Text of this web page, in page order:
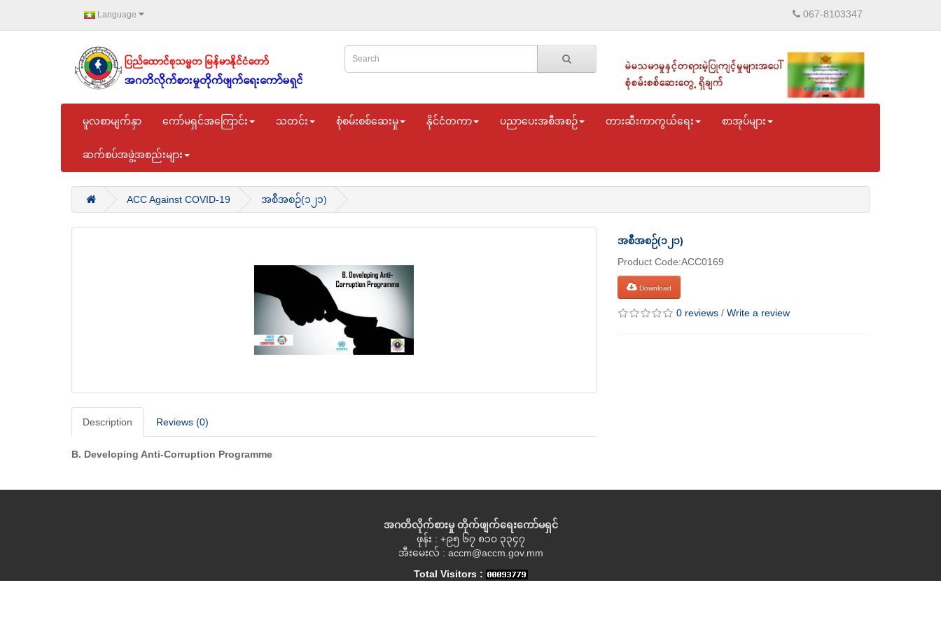
Language 067-8103347
မူလစာမျက်နှာ ကော်မရှင်အကြောင်း သတင်း စုံစမ်းစစ်ဆေးမှု နိုင်ငံတကာ ပညာပေးအစီအစဉ် တားဆီးကာကွယ်ရေး စာအုပ်များ
ဆက်စပ်အဖွဲ့အစည်းများ
ACC Against COVID-19 အစီအစဉ်(၁၂၁)
Description Reviews (0)
B. Developing Anti-Corruption Programme
အစီအစဉ်(၁၂၁)
Product Code:ACC0169
Download
0 reviews / Write a review
အဂတိလိုက်စားမှု တိုက်ဖျက်ရေးကော်မရှင်
ဖုန်း : +၉၅ ၆၇ ၈၁၀ ၃၃၄၇
အီးမေးလ် : accm@accm.gov.mm
Total Visitors :